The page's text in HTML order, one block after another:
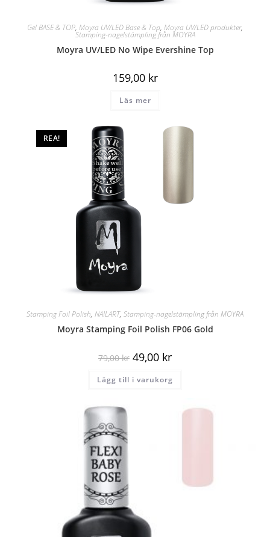
Gel BASE & TOP, Moyra UV/LED Base & Top, Moyra UV/LED produkter,
Stamping-nagelstämpling från MOYRA
Moyra UV/LED No Wipe Evershine Top
159,00 kr
Läs mer
REA!
Stamping Foil Polish, NAILART, Stamping-nagelstämpling från MOYRA
Moyra Stamping Foil Polish FP06 Gold
79,00kr 49,00 kr
Lägg till i varukorg